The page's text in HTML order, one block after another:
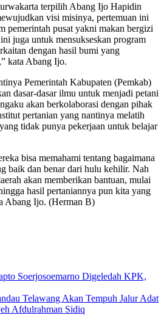
terpilih Abang Ijo Hapidin
visi misinya, pertemuan ini
pemerintah pusat yakni makan bergizi
juga untuk mensukseskan program
dengan hasil bumi yang
kata Abang Ijo.
Pemerintah Kabupaten (Pemkab)
dasar-dasar ilmu untuk menjadi petani
akan berkolaborasi dengan pihak
pertanian yang nantinya melatih
tidak punya pekerjaan untuk belajar
bisa memahami tentang bagaimana
baik dan benar dari hulu kehilir. Nah
akan memberikan bantuan, mulai
hasil pertaniannya pun kita yang
Abang Ijo. (Herman B)
Soerjosoemarno Digeledah KPK,
Telawang Akan Tempuh Jalur Adat
Afdulrahman Sidiq